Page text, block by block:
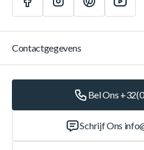
Contactgegevens
Bel Ons
Schrijf Ons